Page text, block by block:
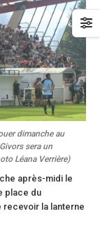
dimanche au
sera un
Léana Verrière)
après-midi le
place du
recevoir la lanterne